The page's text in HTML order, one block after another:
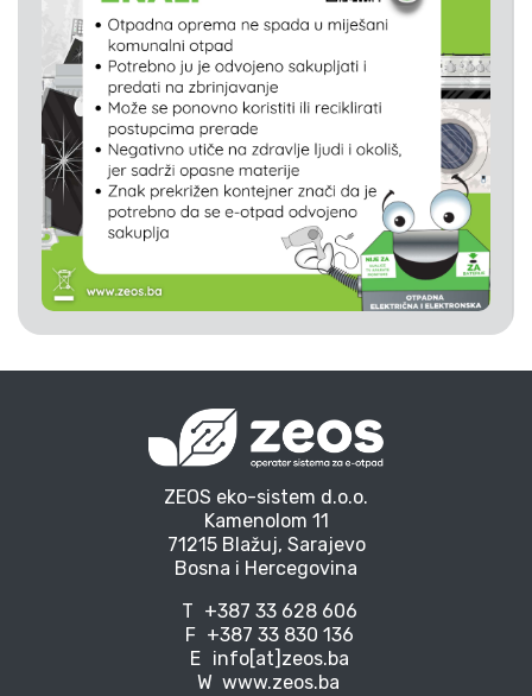
ZEOS eko-sistem d.o.o.
Kamenolom 11
71215 Blažuj, Sarajevo
Bosna i Hercegovina
T +387 33 628 606
F +387 33 830 136
E info[at]zeos.ba
W www.zeos.ba